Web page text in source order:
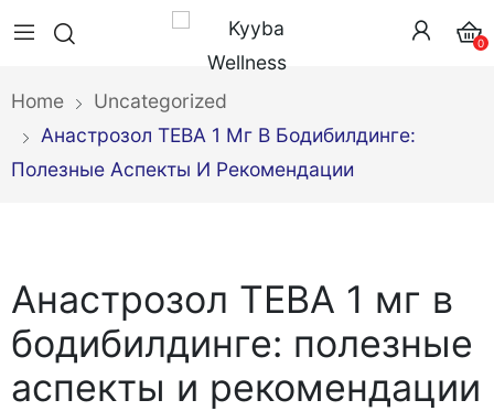
0
Home
Uncategorized
Анастрозол ТЕВА 1 Мг В Бодибилдинге:
Полезные Аспекты И Рекомендации
Анастрозол ТЕВА 1 мг в
бодибилдинге: полезные
аспекты и рекомендации